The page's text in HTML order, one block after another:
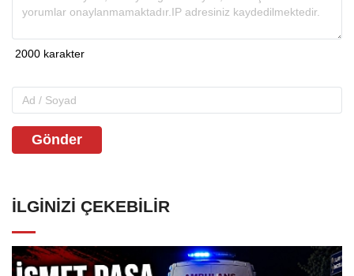
Gönder
İLGINIZI ÇEKEBILIR